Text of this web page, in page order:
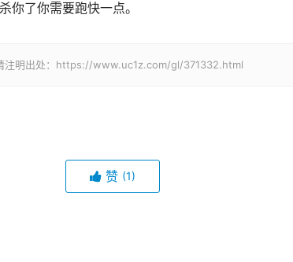
你了你需要跑快一点。
注明出处：https://www.uc1z.com/gl/371332.html
赞 (1)